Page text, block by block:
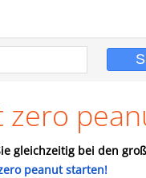
gleichzeitig bei den
peanut starten!